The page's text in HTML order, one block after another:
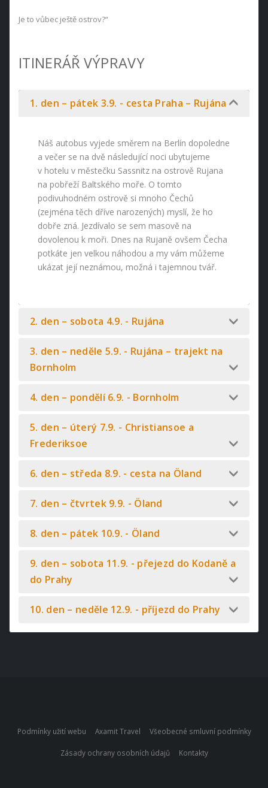
Je to vůbec ještě ostrov?“
ITINERÁŘ VÝPRAVY
1. den – pátek 3.9. - cesta Praha – Rujána
Náš autobus vyjede směrem na Berlín dopoledne
a večer se na dvě následující noci ubytujeme
v hotelu v městečku Sassnitz na ostrově Rujana
na pobřeží Baltského moře. O tomto
podivuhodném ostrově si mnoho Čechů
(zejména těch dříve narozených) myslí, že ho
dobře zná. Jezdívalo se sem masově na
dovolenou k moři. Dnes na Rujaně ovšem Čecha
potkáte jen velkou náhodou a my vám můžeme
ukázat její neznámou, možná i tajemnou tvář.
2. den – sobota 4.9. - Rujána
3. den – neděle 5.9. - Rujána – trajekt na
Bornholm
4. den – pondělí 6.9. - Bornholm
5. den – úterý 7.9. - Christiansoe a
Frederiksoe
6. den – středa 8.9. - cesta na Öland
7. den – čtvrtek 9.9. - Öland
8. den – pátek 10.9. - Öland
9. den – sobota 11.9. - přejezd do Kodaně a
do Prahy
10. den – neděle 12.9. - příjezd do Prahy
Podmínky užití webu Axamit Travel Všeobecné smluvní podmínky
Zásady ochrany osobních údajů Kontakty